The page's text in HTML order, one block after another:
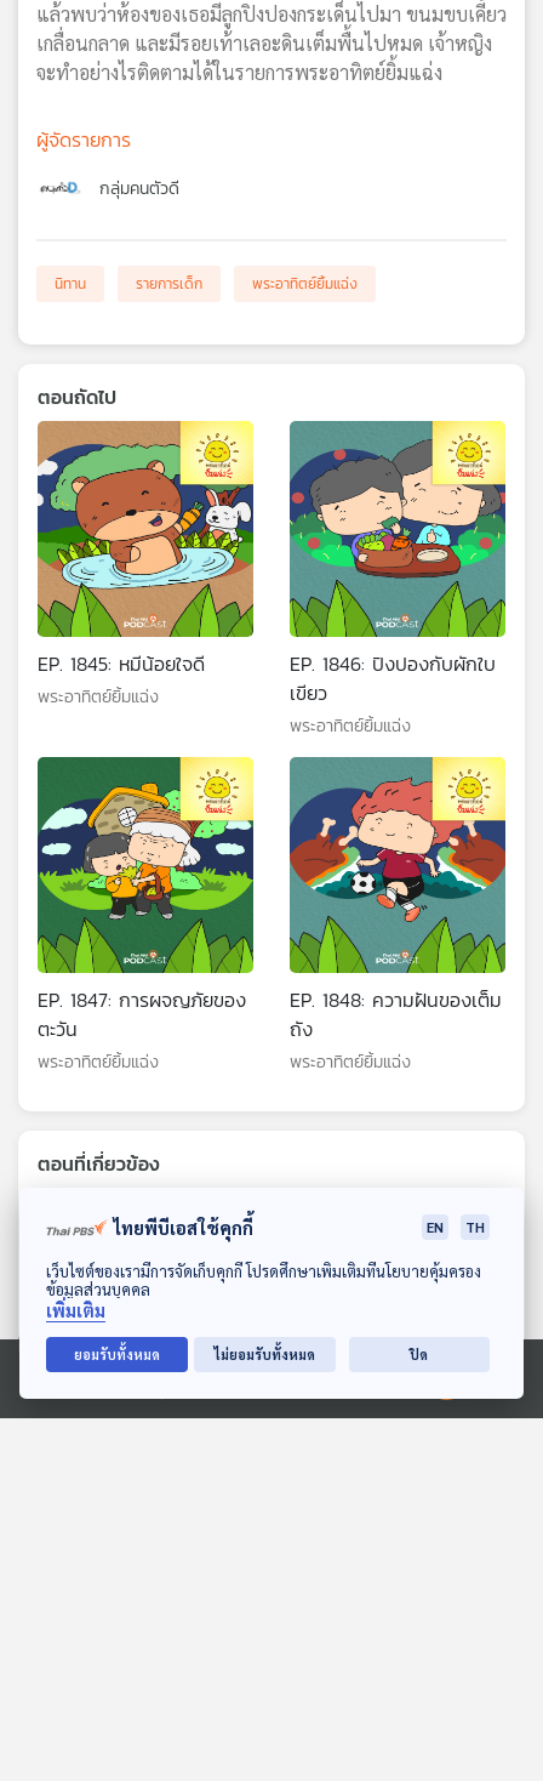
ดาวน์โหลด Thai PBS Podcast Application
Ⓒ 2020 องค์การกระจายเสียงและแพร่ภาพสาธารณะแห่งประเทศไทย
แล้วพบว่าห้องของเธอมีลูกปิงปองกระเด็นไปมา ขนมขบเคี้ยว
เกลื่อนกลาด และมีรอยเท้าเลอะดินเต็มพื้นไปหมด เจ้าหญิง
จะทำอย่างไรติดตามได้ในรายการพระอาทิตย์ยิ้มแฉ่ง
ผู้จัดรายการ
กลุ่มคนตัวดี
นิทาน รายการเด็ก พระอาทิตย์ยิ้มแฉ่ง
ตอนถัดไป
EP. 1845: หมีน้อยใจดี
พระอาทิตย์ยิ้มแฉ่ง
EP. 1846: ปิงปองกับผักใบ
เขียว
พระอาทิตย์ยิ้มแฉ่ง
EP. 1847: การผจญภัยของ
ตะวัน
พระอาทิตย์ยิ้มแฉ่ง
EP. 1848: ความฝันของเต็ม
ถัง
พระอาทิตย์ยิ้มแฉ่ง
ตอนที่เกี่ยวข้อง
ไทยพีบีเอสใช้คุกกี้ EN TH
เว็บไซต์ของเรามีการจัดเก็บคุกกี้ โปรดศึกษาเพิ่มเติมที่นโยบายคุ้มครอง
ข้อมูลส่วนบุคคล
เพิ่มเติม
ยอมรับทั้งหมด ไม่ยอมรับทั้งหมด ปิด